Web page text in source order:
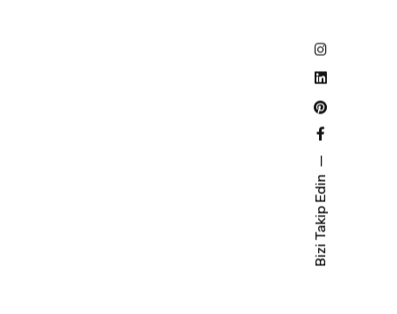
Bizi Takip Edin